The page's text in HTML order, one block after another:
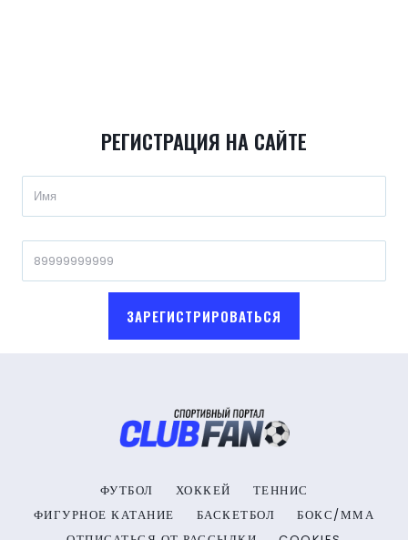
РЕГИСТРАЦИЯ НА САЙТЕ
ЗАРЕГИСТРИРОВАТЬСЯ
ФУТБОЛ ХОККЕЙ
ТЕННИС
ФИГУРНОЕ КАТАНИЕ
БАСКЕТБОЛ
БОКС/ММА